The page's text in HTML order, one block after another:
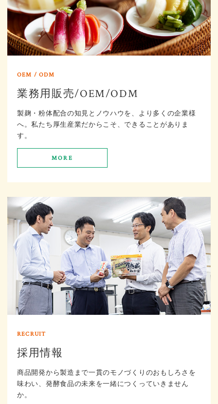
業務用販売/OEM/ODM
製麹・粉体配合の知見とノウハウを、より多くの企業様
へ。私たち厚生産業だからこそ、できることがありま
す。
MORE
採用情報
商品開発から製造まで一貫のモノづくりのおもしろさを
味わい、発酵食品の未来を一緒につくっていきません
か。